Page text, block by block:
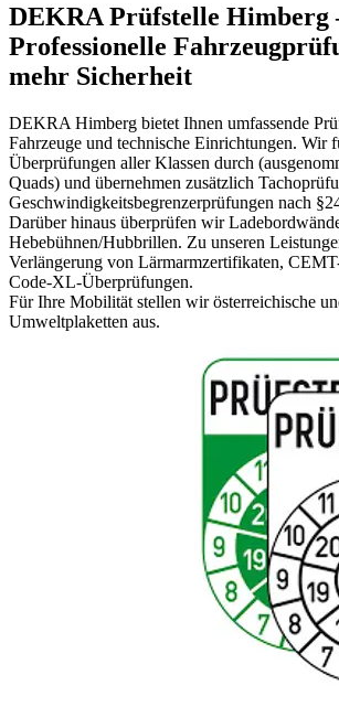
DEKRA Prüfstelle Himberg
Professionelle
mehr Sicherheit
DEKRA Himberg bietet Ihnen umfassende
Fahrzeuge und technische Einrichtungen. Wir
Überprüfungen aller Klassen durch
Quads) und übernehmen zusätzlich
Geschwindigkeitsbegrenzerprüfungen nach
Darüber hinaus überprüfen wir
Hebebühnen/Hubbrillen. Zu unseren
Verlängerung von Lärmarmzertifikaten,
Code-XL-Überprüfungen.
Für Ihre Mobilität stellen wir österreichische
Umweltplaketten aus.